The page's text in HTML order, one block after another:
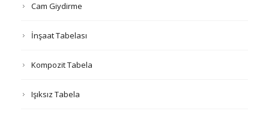
Cam Giydirme
İnşaat Tabelası
Kompozit Tabela
Işıksız Tabela